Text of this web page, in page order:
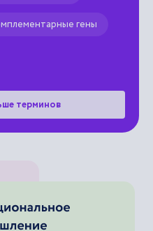
гены
терминов